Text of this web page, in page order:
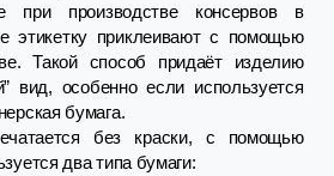
при производстве консервов в
этикетку приклеивают с помощью
Такой способ придаёт изделию
вид, особенно если используется
бумага.
без краски, с помощью
два типа бумаги: